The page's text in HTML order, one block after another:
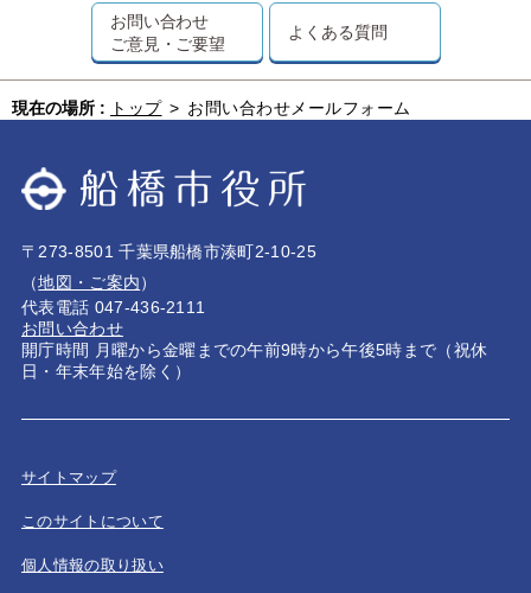
お問い合わせ
ご意見・ご要望
よくある質問
現在の場所 : トップ > お問い合わせメールフォーム
〒273-8501 千葉県船橋市湊町2-10-25
（地図・ご案内）
代表電話 047-436-2111
お問い合わせ
開庁時間 月曜から金曜までの午前9時から午後5時まで（祝休
日・年末年始を除く）
サイトマップ
このサイトについて
個人情報の取り扱い